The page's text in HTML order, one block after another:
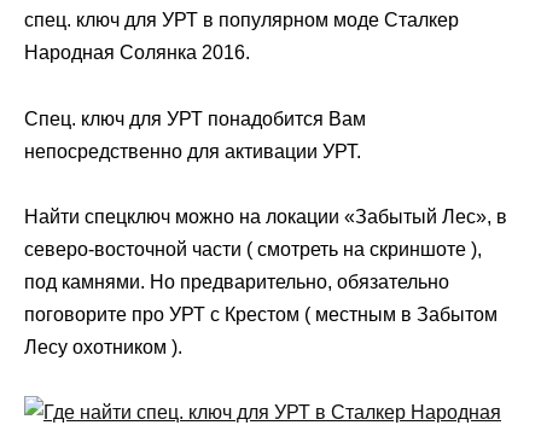
спец. ключ для УРТ в популярном моде Сталкер
Народная Солянка 2016.
Спец. ключ для УРТ понадобится Вам
непосредственно для активации УРТ.
Найти спецключ можно на локации «Забытый Лес», в
северо-восточной части ( смотреть на скриншоте ),
под камнями. Но предварительно, обязательно
поговорите про УРТ с Крестом ( местным в Забытом
Лесу охотником ).